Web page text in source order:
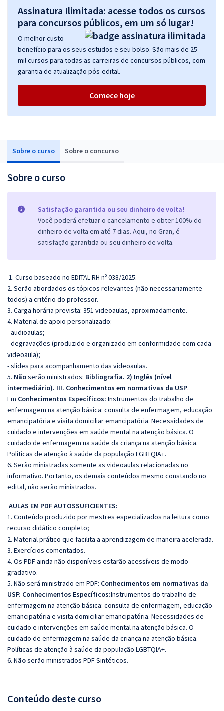
Sobre o curso Sobre o concurso
Sobre o curso
Satisfação garantida ou seu dinheiro de volta!
Você poderá efetuar o cancelamento e obter 100% do
dinheiro de volta em até 7 dias. Aqui, no Gran, é
satisfação garantida ou seu dinheiro de volta.
1. Curso baseado no EDITAL RH nº 038/2025.
2. Serão abordados os tópicos relevantes (não necessariamente
todos) a critério do professor.
3. Carga horária prevista: 351 videoaulas, aproximadamente.
4. Material de apoio personalizado:
- audioaulas;
- degravações (produzido e organizado em conformidade com cada
videoaula);
- slides para acompanhamento das videoaulas.
5. Nãoserão ministrados: Bibliografia. 2) Inglês (nível
intermediário). III. Conhecimentos em normativas da USP.
Em Conhecimentos Específicos: Instrumentos do trabalho de
enfermagem na atenção básica: consulta de enfermagem, educação
emancipatória e visita domiciliar emancipatória. Necessidades de
cuidado e intervenções em saúde mental na atenção básica. O
cuidado de enfermagem na saúde da criança na atenção básica.
Políticas de atenção à saúde da população LGBTQIA+.
6. Serão ministradas somente as videoaulas relacionadas no
informativo. Portanto, os demais conteúdos mesmo constando no
edital, não serão ministrados.
AULAS EM PDF AUTOSSUFICIENTES:
1. Conteúdo produzido por mestres especializados na leitura como
recurso didático completo;
2. Material prático que facilita a aprendizagem de maneira acelerada.
3. Exercícios comentados.
4. Os PDF ainda não disponíveis estarão acessíveis de modo
gradativo.
5. Não será ministrado em PDF: Conhecimentos em normativas da
USP. Conhecimentos Específicos:Instrumentos do trabalho de
enfermagem na atenção básica: consulta de enfermagem, educação
emancipatória e visita domiciliar emancipatória. Necessidades de
cuidado e intervenções em saúde mental na atenção básica. O
cuidado de enfermagem na saúde da criança na atenção básica.
Políticas de atenção à saúde da população LGBTQIA+.
6. Nãoserão ministrados PDF Sintéticos.
Conteúdo deste curso
Assinatura Ilimitada: acesse todos os cursos
para concursos públicos, em um só lugar!
O melhor custo
benefício para os seus estudos e seu bolso. São mais de 25
mil cursos para todas as carreiras de concursos públicos, com
garantia de atualização pós-edital.
Comece hoje